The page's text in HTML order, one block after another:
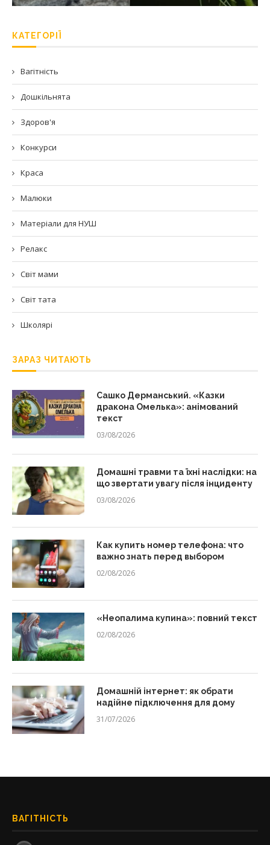
КАТЕГОРІЇ
Вагітність
Дошкільнята
Здоров'я
Конкурси
Краса
Малюки
Матеріали для НУШ
Релакс
Світ мами
Світ тата
Школярі
ЗАРАЗ ЧИТАЮТЬ
Сашко Дерманський. «Казки
дракона Омелька»: анімований
текст
03/08/2026
Домашні травми та їхні наслідки: на
що звертати увагу після інциденту
03/08/2026
Как купить номер телефона: что
важно знать перед выбором
02/08/2026
«Неопалима купина»: повний текст
02/08/2026
Домашній інтернет: як обрати
надійне підключення для дому
31/07/2026
ВАГІТНІСТЬ